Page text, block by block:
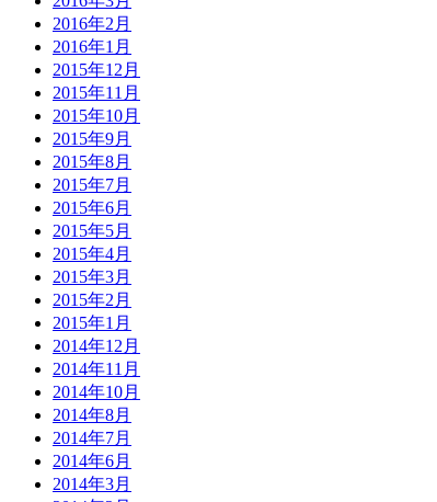
2016年2月
2016年1月
2015年12月
2015年11月
2015年10月
2015年9月
2015年8月
2015年7月
2015年6月
2015年5月
2015年4月
2015年3月
2015年2月
2015年1月
2014年12月
2014年11月
2014年10月
2014年8月
2014年7月
2014年6月
2014年3月